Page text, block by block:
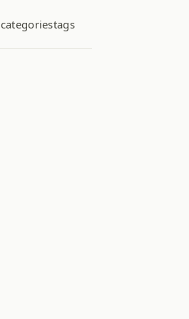
categoriestags